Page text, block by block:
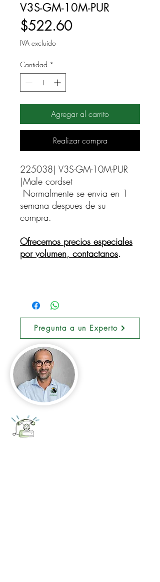
V3S-GM-10M-PUR
$522.60Precio
IVA excluido
Cantidad *
Agregar al carrito
Realizar compra
225038| V3S-GM-10M-PUR
|Male cordset
Normalmente se envia en 1
semana despues de su
compra.
Ofrecemos precios especiales
por volumen, contactanos.
Pregunta a un Experto